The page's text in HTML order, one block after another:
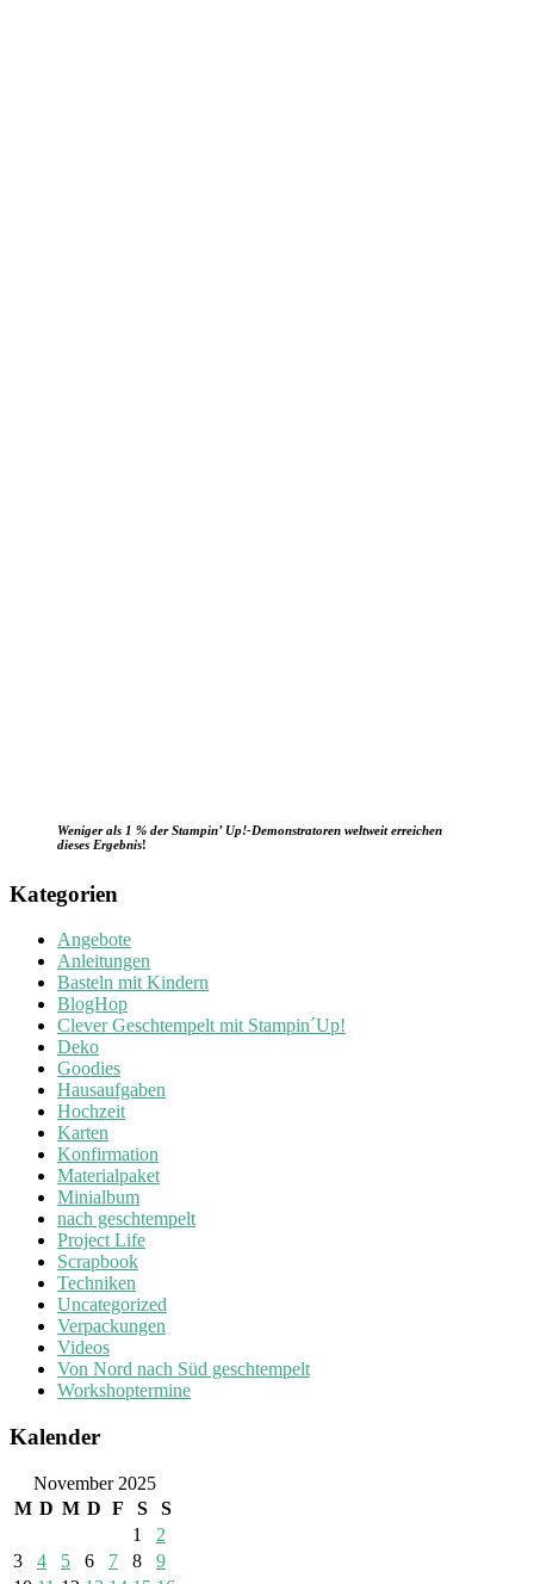
Weniger als 1 % der Stampin’ Up!-Demonstratoren weltweit erreichen
dieses Ergebnis!
Kategorien
Angebote
Anleitungen
Basteln mit Kindern
BlogHop
Clever Geschtempelt mit Stampin´Up!
Deko
Goodies
Hausaufgaben
Hochzeit
Karten
Konfirmation
Materialpaket
Minialbum
nach geschtempelt
Project Life
Scrapbook
Techniken
Uncategorized
Verpackungen
Videos
Von Nord nach Süd geschtempelt
Workshoptermine
Kalender
November 2025
M D M D F S
S
1
2
3
4 5 6 7 8
9